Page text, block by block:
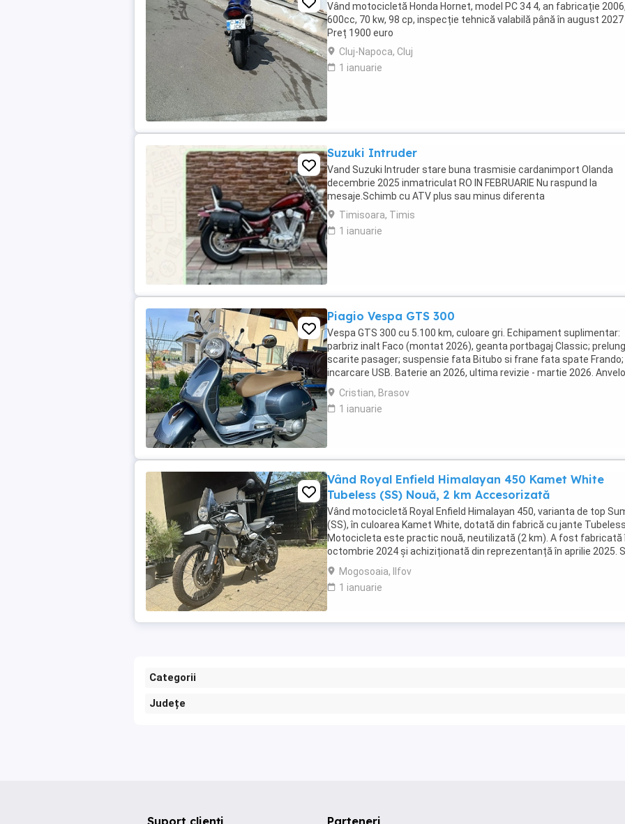
Vând motocicletă Honda Hornet, model PC 34 4, an fabricație
600cc, 70 kw, 98 cp, inspecție tehnică valabilă până în august 2027
Preț 1900 euro
Cluj-Napoca, Cluj
1 ianuarie
Suzuki Intruder
Vand Suzuki Intruder stare buna trasmisie cardanimport Olanda
decembrie 2025 inmatriculat RO IN FEBRUARIE Nu raspund la
mesaje.Schimb cu ATV plus sau minus diferenta
Timisoara, Timis
1 ianuarie
Piagio Vespa GTS 300
Vespa GTS 300 cu 5.100 km, culoare gri. Echipament suplimentar:
parbriz inalt Faco (montat 2026), geanta portbagaj Classic;
scarite pasager; suspensie fata Bitubo si frane fata spate Frando;
incarcare USB. Baterie an 2026, ultima revizie - martie 2026.
2024. Itp valabil pana in ...
Cristian, Brasov
1 ianuarie
Vând Royal Enfield Himalayan 450 Kamet White
Tubeless (SS) Nouă, 2 km Accesorizată
Vând motocicletă Royal Enfield Himalayan 450, varianta de top
(SS), în culoarea Kamet White, dotată din fabrică cu jante
Motocicleta este practic nouă, neutilizată (2 km). A fost fabricată
octombrie 2024 și achiziționată din reprezentanță în aprilie 2025.
află în stare absolut ...
Mogosoaia, Ilfov
1 ianuarie
Categorii
Județe
Suport clienți Parteneri